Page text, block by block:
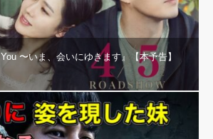
〜いま、会いにゆきます』【本予告】